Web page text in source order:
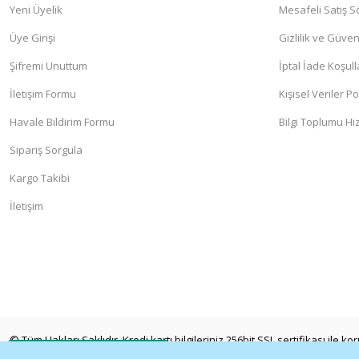
Yeni Üyelik
Üye Girişi
Şifremi Unuttum
İletişim Formu
Havale Bildirim Formu
Sipariş Sorgula
Kargo Takibi
İletişim
Mesafeli Satış
Gizlilik ve
İptal İade
Kişisel Veriler
Bilgi Toplumu
© Tüm Hakları Saklıdır. Kredi kartı bilgileriniz 256bit SSL sertifikası ile